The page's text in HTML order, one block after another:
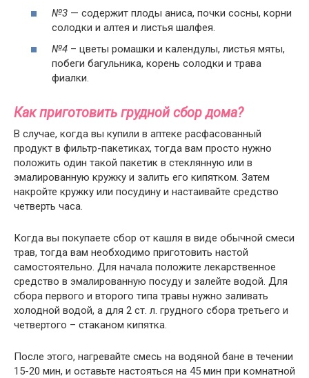
№3 — содержит плоды аниса, почки сосны, корни
солодки и алтея и листья шалфея.
№4 – цветы ромашки и календулы, листья мяты,
побеги багульника, корень солодки и трава
фиалки.
Как приготовить грудной сбор дома?
В случае, когда вы купили в аптеке расфасованный
продукт в фильтр-пакетиках, тогда вам просто нужно
положить один такой пакетик в стеклянную или в
эмалированную кружку и залить его кипятком. Затем
накройте кружку или посудину и настаивайте средство
четверть часа.
Когда вы покупаете сбор от кашля в виде обычной смеси
трав, тогда вам необходимо приготовить настой
самостоятельно. Для начала положите лекарственное
средство в эмалированную посуду и залейте водой. Для
сбора первого и второго типа травы нужно заливать
холодной водой, а для 2 ст. л. грудного сбора третьего и
четвертого – стаканом кипятка.
После этого, нагревайте смесь на водяной бане в течении
15-20 мин, и оставьте настояться на 45 мин при комнатной